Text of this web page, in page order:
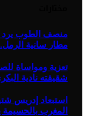
منصف الطوب يرد
مطار سانية
تعزية ومواساة
شقيقته نادية
استبعاد إدريس
المغرب بالحسيمة